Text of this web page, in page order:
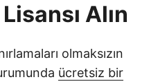
Alın
olmaksızın
ücretsiz bir